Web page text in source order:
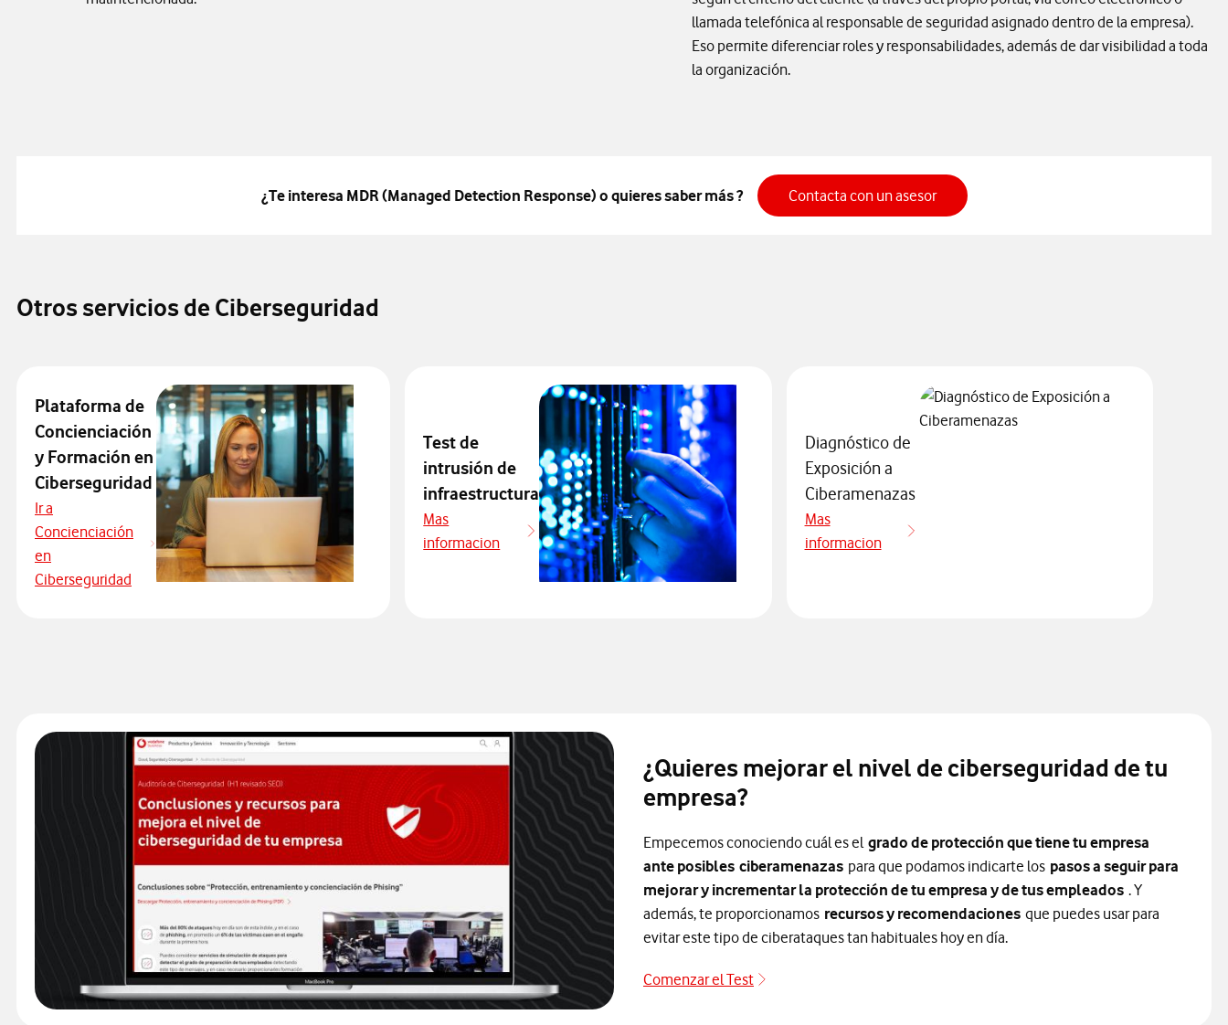
llamada telefónica al responsable de seguridad asignado dentro de la empresa).
Eso permite diferenciar roles y responsabilidades, además de dar visibilidad a toda
la organización.
¿Te interesa MDR (Managed Detection Response) o quieres saber más ? Contacta con un asesor
Otros servicios de Ciberseguridad
Plataforma de
Concienciación
y Formación en
Ciberseguridad
Ir a
Concienciación
en
Ciberseguridad
Test de
intrusión de
infraestructura
Mas
informacion
Diagnóstico de
Exposición a
Ciberamenazas
Mas
informacion
¿Quieres mejorar el nivel de ciberseguridad de tu
empresa?
Empecemos conociendo cuál es el grado de protección que tiene tu empresa
ante posibles ciberamenazas para que podamos indicarte los pasos a seguir para
mejorar y incrementar la protección de tu empresa y de tus empleados . Y
además, te proporcionamos recursos y recomendaciones que puedes usar para
evitar este tipo de ciberataques tan habituales hoy en día.
Comenzar el Test